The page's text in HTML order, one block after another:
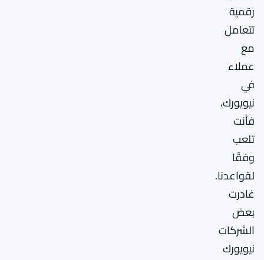
رقمية
تتعامل
مع
عملاء
في
نيويورك،
فأنت
تلعب
وفقًا
لقواعدنا.
غادرت
بعض
الشركات
نيويورك